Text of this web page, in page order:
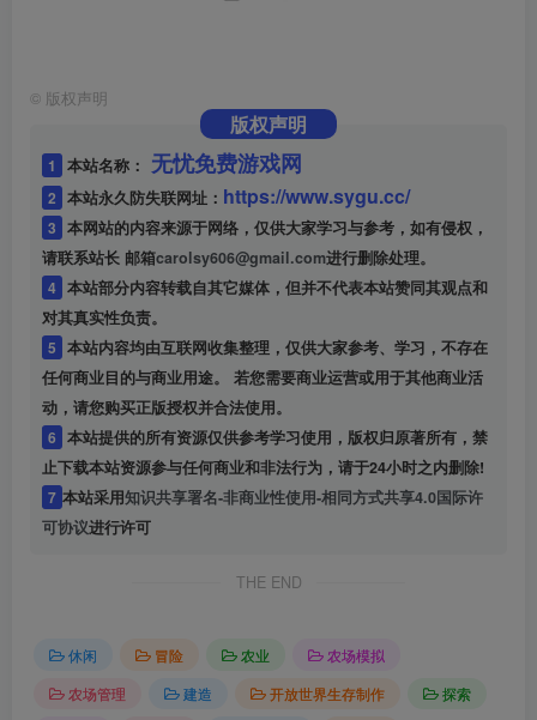
© 版权声明
版权声明
1 本站名称： 无忧免费游戏网
2 本站永久防失联网址： https://www.sygu.cc/
3 本网站的内容来源于网络，仅供大家学习与参考，如有侵权，
请联系站长 邮箱carolsy606@gmail.com进行删除处理。
4 本站部分内容转载自其它媒体，但并不代表本站赞同其观点和
对其真实性负责。
5
任何商业目的与商业用途。 若您需要商业运营或用于其他商业活
动，请您购买正版授权并合法使用。
6 本站提供的所有资源仅供参考学习使用，版权归原著所有，禁
止下载本站资源参与任何商业和非法行为，请于24小时之内删除!
7 本站采用知识共享署名-非商业性使用-相同方式共享4.0国际许
可协议进行许可
THE END
休闲 冒险 农业
农场模拟
农场管理
建造 开放世界生存制作
探索